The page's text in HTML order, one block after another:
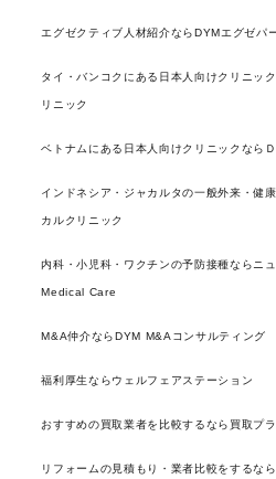
エグゼクティブ人材紹介ならDYMエグゼパ
タイ・バンコクにある日本人向けクリニッ
リニック
ベトナムにある日本人向けクリニックなら
インドネシア・ジャカルタの一般外来・健
カルクリニック
内科・小児科・ワクチンの予防接種ならニ
Medical Care
M&A仲介ならDYM M&Aコンサルティング
福利厚生ならウェルフェアステーション
おすすめの買取業者を比較するなら買取プラ
リフォームの見積もり・業者比較をするな